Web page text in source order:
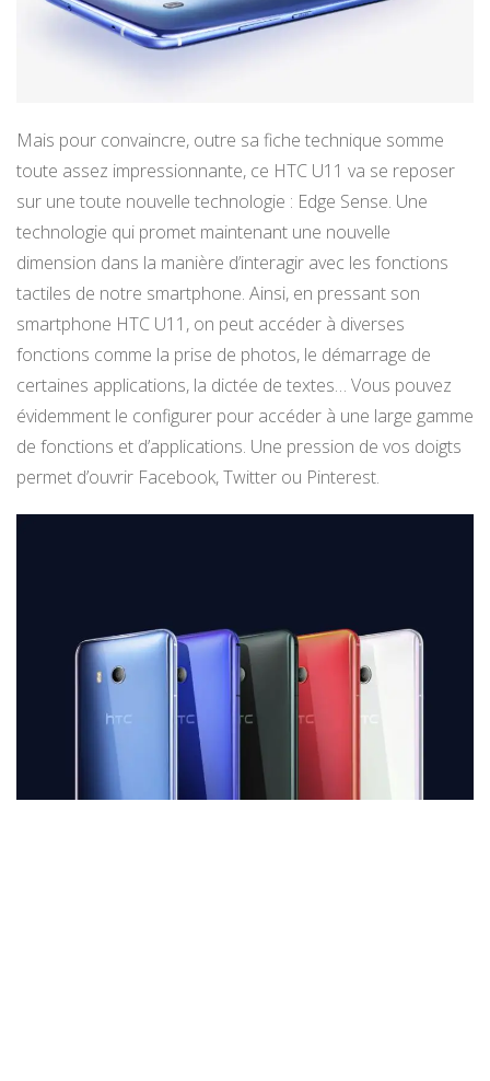
Mais pour convaincre, outre sa fiche technique somme
toute assez impressionnante, ce HTC U11 va se reposer
sur une toute nouvelle technologie : Edge Sense. Une
technologie qui promet maintenant une nouvelle
dimension dans la manière d’interagir avec les fonctions
tactiles de notre smartphone. Ainsi, en pressant son
smartphone HTC U11, on peut accéder à diverses
fonctions comme la prise de photos, le démarrage de
certaines applications, la dictée de textes… Vous pouvez
évidemment le configurer pour accéder à une large gamme
de fonctions et d’applications. Une pression de vos doigts
permet d’ouvrir Facebook, Twitter ou Pinterest.